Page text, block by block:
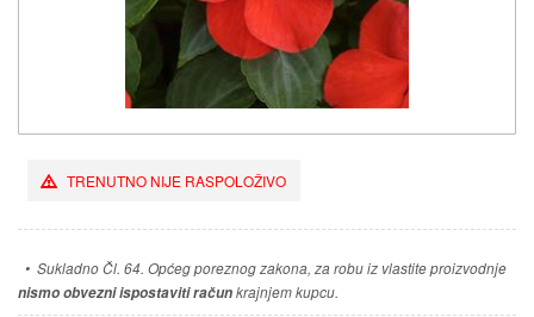
TRENUTNO NIJE RASPOLOŽIVO
• Sukladno Čl. 64. Općeg poreznog zakona, za robu iz vlastite proizvodnje
nismo obvezni ispostaviti računkrajnjem kupcu.